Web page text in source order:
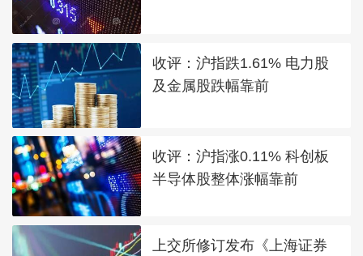
收评：沪指跌1.61% 电力股
及金属股跌幅靠前
收评：沪指涨0.11% 科创板
半导体股整体涨幅靠前
上交所修订发布《上海证券